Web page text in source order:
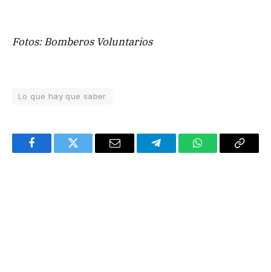
Fotos: Bomberos Voluntarios
Lo que hay que saber
FacebookTwitter Email TelegramWhatsAppCopy